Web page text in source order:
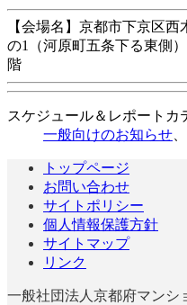
【会場名】京都市下京区
の1（河原町五条下る東側
階
スケジュール＆レポートカ
一般向けのお知らせ
トップページ
お問い合わせ
サイトポリシー
個人情報保護方針
サイトマップ
リンク
一般社団法人京都府マンシ